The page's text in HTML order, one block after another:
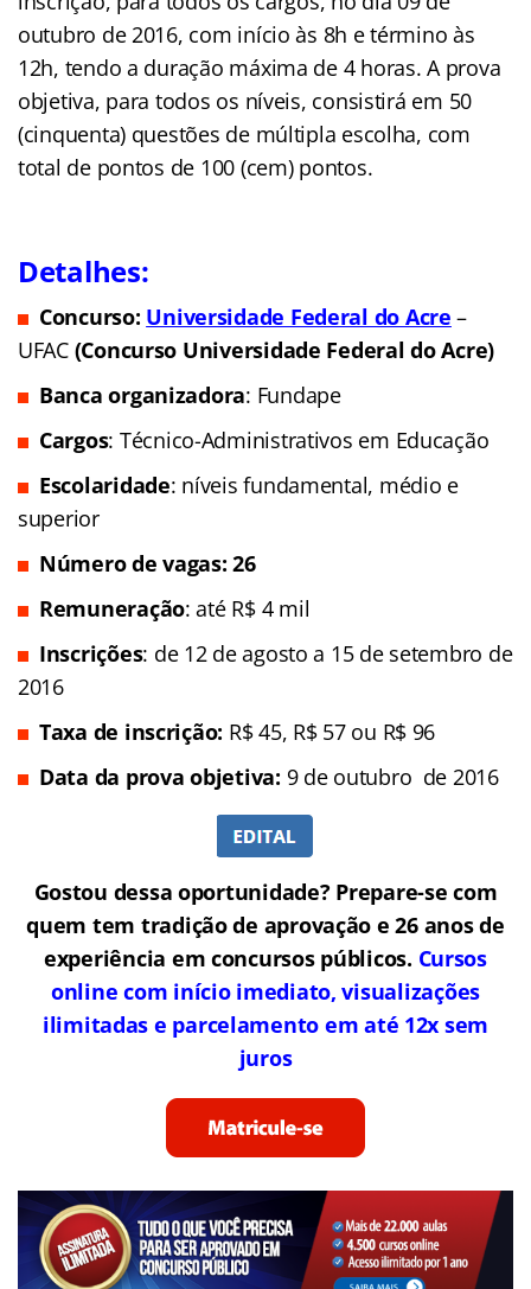
outubro de 2016, com início às 8h e término às
12h, tendo a duração máxima de 4 horas. A prova
objetiva, para todos os níveis, consistirá em 50
(cinquenta) questões de múltipla escolha, com
total de pontos de 100 (cem) pontos.
Detalhes:
Concurso: Universidade Federal do Acre –
UFAC (Concurso Universidade Federal do Acre)
Banca organizadora: Fundape
Cargos: Técnico-Administrativos em Educação
Escolaridade: níveis fundamental, médio e
superior
Número de vagas: 26
Remuneração: até R$ 4 mil
Inscrições: de 12 de agosto a 15 de setembro de
2016
Taxa de inscrição: R$ 45, R$ 57 ou R$ 96
Data da prova objetiva: 9 de outubro de 2016
Gostou dessa oportunidade? Prepare-se com
quem tem tradição de aprovação e 26 anos de
experiência em concursos públicos. Cursos
online com início imediato, visualizações
ilimitadas e parcelamento em até 12x sem
juros